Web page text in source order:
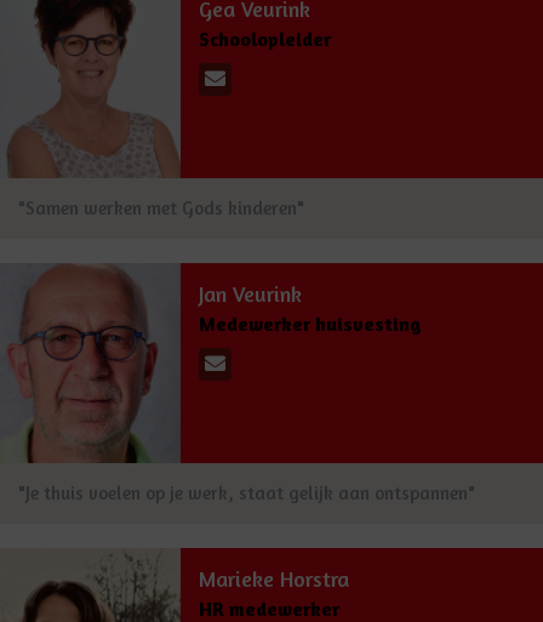
Gea Veurink
Schoolopleider
"Samen werken met Gods kinderen"
Jan Veurink
Medewerker huisvesting
"Je thuis voelen op je werk, staat gelijk aan ontspannen"
Marieke Horstra
HR medewerker